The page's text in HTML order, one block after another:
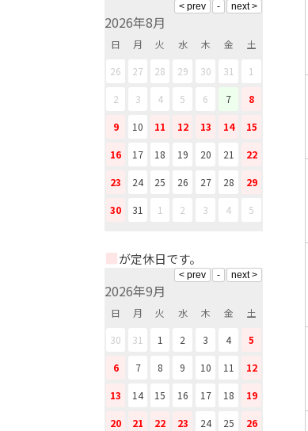
2026年8月
日 月 火 水 木 金
土
26
27 28 29 30 31 1
2 3 4 5 6 7 8
9 10 11 12 13 14 15
16 17 18 19 20 21 22
23 24 25 26 27 28 29
30 31 1 2 3 4 5
■が定休日です。
2026年9月
日 月 火 水 木 金
土
30
31 1 2 3 4 5
6 7 8 9 10 11 12
13 14 15 16 17 18 19
20 21 22 23 24 25 26